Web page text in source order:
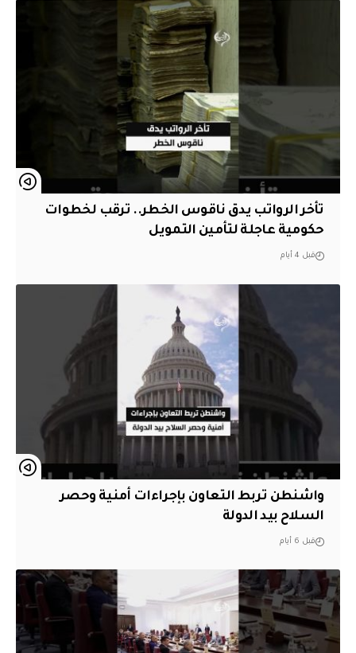
تأخر الرواتب يدق ناقوس الخطر.. ترقب لخطوات
حكومية عاجلة لتأمين التمويل
قبل 4 أيام
واشنطن تربط التعاون بإجراءات أمنية وحصر
السلاح بيد الدولة
قبل 6 أيام